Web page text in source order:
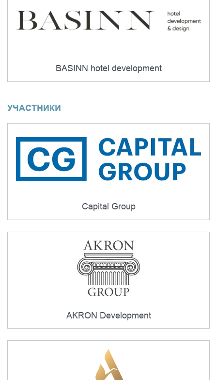
BASINN hotel development
УЧАСТНИКИ
Capital Group
AKRON Development